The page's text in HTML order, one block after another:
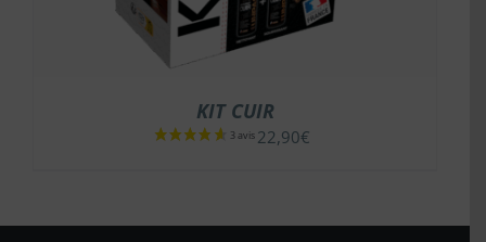
KIT CUIR
22,90€